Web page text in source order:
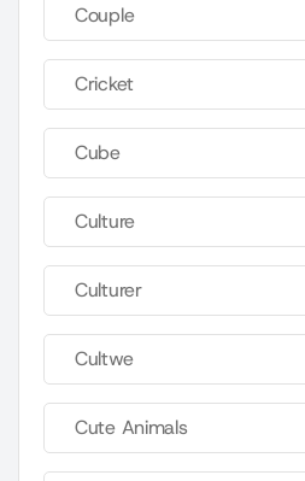
Couple
Cricket
Cube
Culture
Culturer
Cultwe
Cute Animals